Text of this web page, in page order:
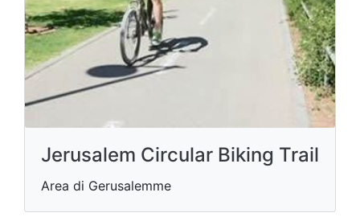
Jerusalem Circular Biking Trail
Area di Gerusalemme